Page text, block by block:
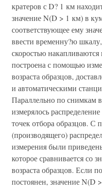
кратеров с D? 1 км
значение N(D > 1 км) в
соответствующее ему
ввести временну?ю
скоростью
построена с помощью
возраста образцов,
и автоматическими
Параллельно по снимкам
измерялось
точек отбора образцов. С
(производящего)
измерения были
которое сравнивается со
возраста образцов. Если
постоянен, значение N(D